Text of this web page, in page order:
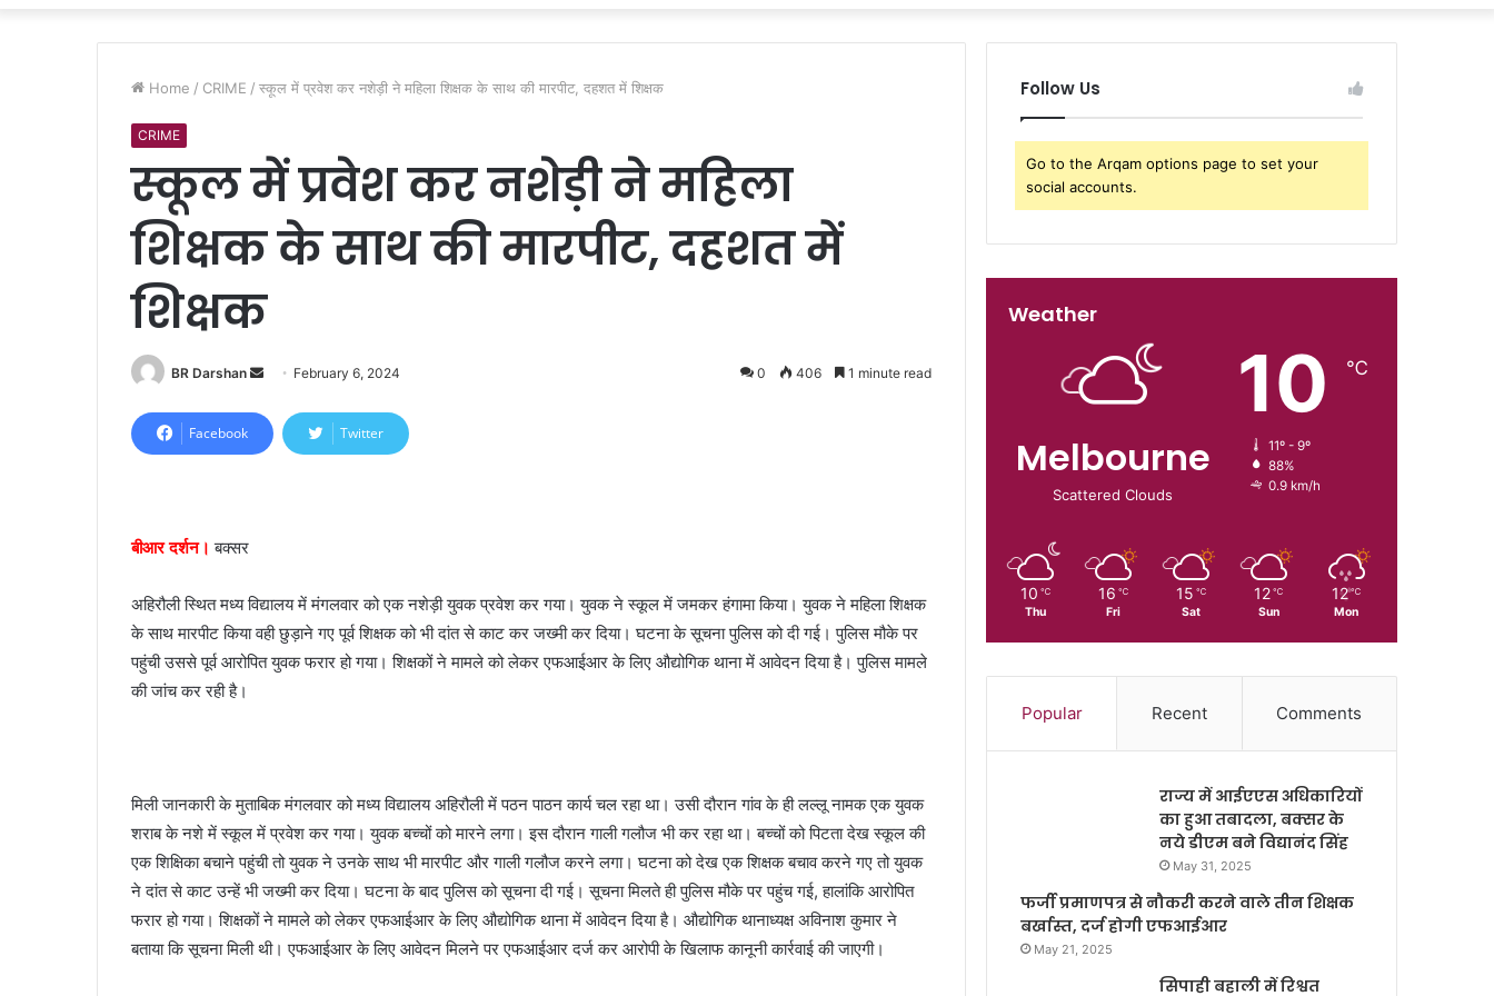
Home / CRIME / स्कूल में प्रवेश कर नशेड़ी ने महिला शिक्षक के साथ की मारपीट, दहशत में शिक्षक
CRIME
स्कूल में प्रवेश कर नशेड़ी ने महिला
शिक्षक के साथ की मारपीट, दहशत में
शिक्षक
BR Darshan
n
d
i
l
February 6, 2024 0 406 1 minute read
Facebook Twitter
बीआर दर्शन। बक्सर
अहिरौली स्थित मध्य विद्यालय में मंगलवार को एक नशेड़ी युवक प्रवेश कर गया। युवक ने स्कूल में जमकर हंगामा किया। युवक ने महिला शिक्षक
के साथ मारपीट किया वही छुड़ाने गए पूर्व शिक्षक को भी दांत से काट कर जख्मी कर दिया। घटना के सूचना पुलिस को दी गई। पुलिस मौके पर
पहुंची उससे पूर्व आरोपित युवक फरार हो गया। शिक्षकों ने मामले को लेकर एफआईआर के लिए औद्योगिक थाना में आवेदन दिया है। पुलिस मामले
की जांच कर रही है।
मिली जानकारी के मुताबिक मंगलवार को मध्य विद्यालय अहिरौली में पठन पाठन कार्य चल रहा था। उसी दौरान गांव के ही लल्लू नामक एक युवक
शराब के नशे में स्कूल में प्रवेश कर गया। युवक बच्चों को मारने लगा। इस दौरान गाली गलौज भी कर रहा था। बच्चों को पिटता देख स्कूल की
एक शिक्षिका बचाने पहुंची तो युवक ने उनके साथ भी मारपीट और गाली गलौज करने लगा। घटना को देख एक शिक्षक बचाव करने गए तो युवक
ने दांत से काट उन्हें भी जख्मी कर दिया। घटना के बाद पुलिस को सूचना दी गई। सूचना मिलते ही पुलिस मौके पर पहुंच गई, हालांकि आरोपित
फरार हो गया। शिक्षकों ने मामले को लेकर एफआईआर के लिए औद्योगिक थाना में आवेदन दिया है। औद्योगिक थानाध्यक्ष अविनाश कुमार ने
बताया कि सूचना मिली थी। एफआईआर के लिए आवेदन मिलने पर एफआईआर दर्ज कर आरोपी के खिलाफ कानूनी कार्रवाई की जाएगी।
Follow Us
Go to the Arqam options page to set your
social accounts.
Weather
Melbourne
Scattered Clouds
10 ℃
11º - 9º
88%
0.9 km/h
10 ℃
Thu
16 ℃
Fri
15 ℃
Sat
12 ℃
Sun
12 ℃
Mon
Popular Recent Comments
राज्य में आईएएस अधिकारियों
का हुआ तबादला, बक्सर के
नये डीएम बने विद्यानंद सिंह
May 31, 2025
फर्जी प्रमाणपत्र से नौकरी करने वाले तीन शिक्षक
बर्खास्त, दर्ज होगी एफआईआर
May 21, 2025
सिपाही बहाली में रिश्वत